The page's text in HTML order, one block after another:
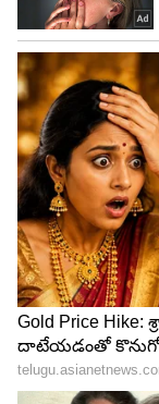
ఇంటా బయటా
ప్రముఖుల
వ్యాపారాలు
ప్రోత్సాహకాలు
అవసరానికి డబ్బు
5
13
Image Credit :